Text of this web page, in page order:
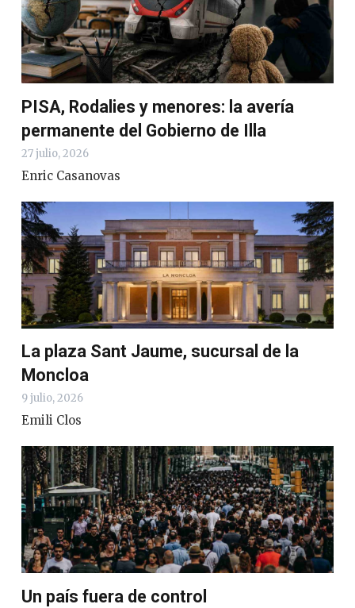
PISA, Rodalies y menores: la avería
permanente del Gobierno de Illa
27 julio, 2026
Enric Casanovas
La plaza Sant Jaume, sucursal de la
Moncloa
9 julio, 2026
Emili Clos
Un país fuera de control